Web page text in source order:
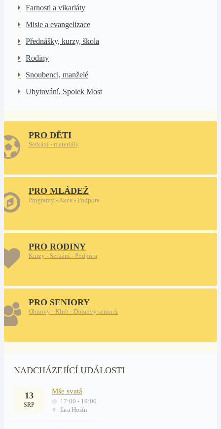
Farnosti a vikariáty
Misie a evangelizace
Přednášky, kurzy, škola
Rodiny
Snoubenci, manželé
Ubytování, Spolek Most
PRO DĚTI
Setkání - materiály
PRO MLÁDEŽ
Programy - Akce - Podpora
PRO RODINY
Kurzy - Setkání - Podpora
PRO SENIORY
Obnovy - Klub - Domovy seniorů
NADCHÁZEJÍCÍ UDÁLOSTI
13
SRP
Mše svatá
17:00 - 19:00
fara Hosín